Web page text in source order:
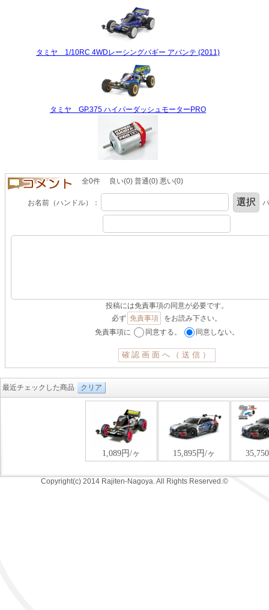
タミヤ 1/10RC 4WDレーシングバギー アバンテ (2011)
タミヤ GP.375 ハイパーダッシュモーターPRO
全0件 良い(0) 普通(0) 悪い(0)
お名前（ハンドル）：
投稿には免責事項の同意が必要です。
必ず 免責事項
をお読み下さい。
免責事項に
同意する。 同意しない。
最近チェックした商品 クリア
Copyright(c) 2014 Rajiten-Nagoya. All Rights Reserved.©